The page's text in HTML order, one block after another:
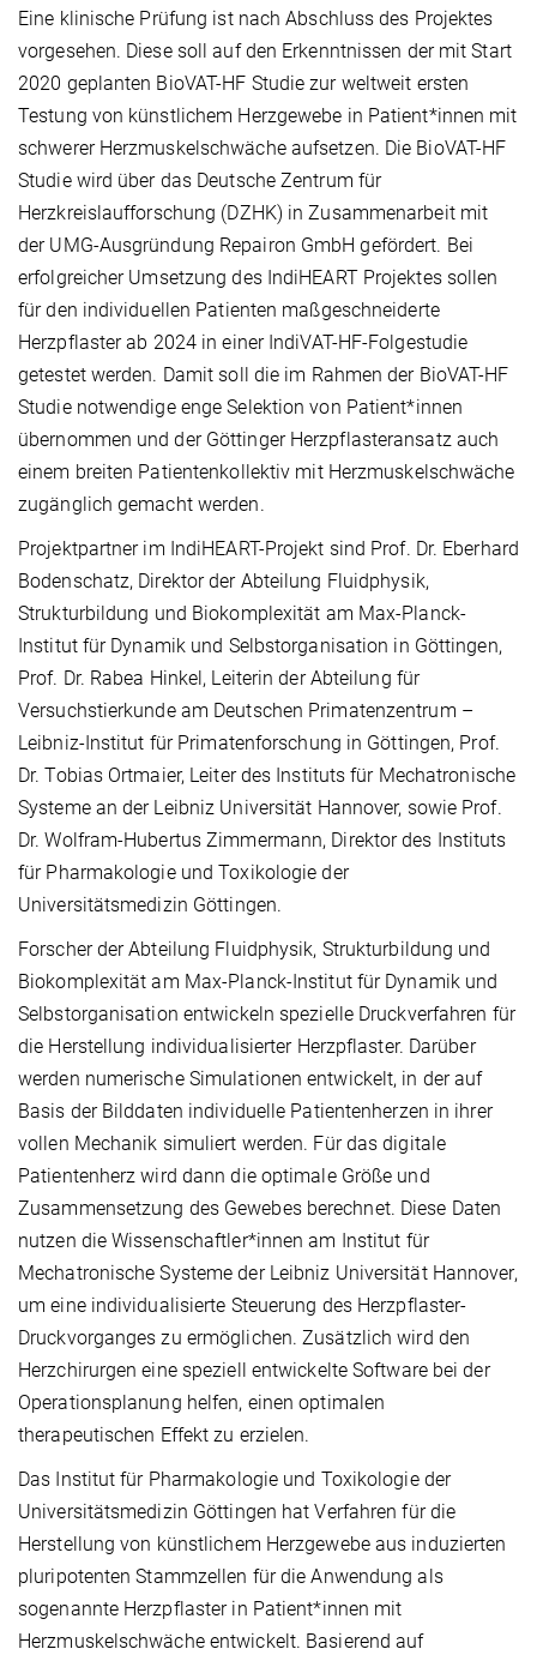
Eine klinische Prüfung ist nach Abschluss des Projektes
vorgesehen. Diese soll auf den Erkenntnissen der mit Start
2020 geplanten BioVAT-HF Studie zur weltweit ersten
Testung von künstlichem Herzgewebe in Patient*innen mit
schwerer Herzmuskelschwäche aufsetzen. Die BioVAT-HF
Studie wird über das Deutsche Zentrum für
Herzkreislaufforschung (DZHK) in Zusammenarbeit mit
der UMG-Ausgründung Repairon GmbH gefördert. Bei
erfolgreicher Umsetzung des IndiHEART Projektes sollen
für den individuellen Patienten maßgeschneiderte
Herzpflaster ab 2024 in einer IndiVAT-HF-Folgestudie
getestet werden. Damit soll die im Rahmen der BioVAT-HF
Studie notwendige enge Selektion von Patient*innen
übernommen und der Göttinger Herzpflasteransatz auch
einem breiten Patientenkollektiv mit Herzmuskelschwäche
zugänglich gemacht werden.
Projektpartner im IndiHEART-Projekt sind Prof. Dr. Eberhard
Bodenschatz, Direktor der Abteilung Fluidphysik,
Strukturbildung und Biokomplexität am Max-Planck-
Institut für Dynamik und Selbstorganisation in Göttingen,
Prof. Dr. Rabea Hinkel, Leiterin der Abteilung für
Versuchstierkunde am Deutschen Primatenzentrum –
Leibniz-Institut für Primatenforschung in Göttingen, Prof.
Dr. Tobias Ortmaier, Leiter des Instituts für Mechatronische
Systeme an der Leibniz Universität Hannover, sowie Prof.
Dr. Wolfram-Hubertus Zimmermann, Direktor des Instituts
für Pharmakologie und Toxikologie der
Universitätsmedizin Göttingen.
Forscher der Abteilung Fluidphysik, Strukturbildung und
Biokomplexität am Max-Planck-Institut für Dynamik und
Selbstorganisation entwickeln spezielle Druckverfahren für
die Herstellung individualisierter Herzpflaster. Darüber
werden numerische Simulationen entwickelt, in der auf
Basis der Bilddaten individuelle Patientenherzen in ihrer
vollen Mechanik simuliert werden. Für das digitale
Patientenherz wird dann die optimale Größe und
Zusammensetzung des Gewebes berechnet. Diese Daten
nutzen die Wissenschaftler*innen am Institut für
Mechatronische Systeme der Leibniz Universität Hannover,
um eine individualisierte Steuerung des Herzpflaster-
Druckvorganges zu ermöglichen. Zusätzlich wird den
Herzchirurgen eine speziell entwickelte Software bei der
Operationsplanung helfen, einen optimalen
therapeutischen Effekt zu erzielen.
Das Institut für Pharmakologie und Toxikologie der
Universitätsmedizin Göttingen hat Verfahren für die
Herstellung von künstlichem Herzgewebe aus induzierten
pluripotenten Stammzellen für die Anwendung als
sogenannte Herzpflaster in Patient*innen mit
Herzmuskelschwäche entwickelt. Basierend auf